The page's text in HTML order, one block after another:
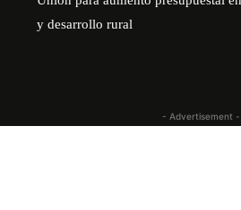
y desarrollo rural
- Advertisement -